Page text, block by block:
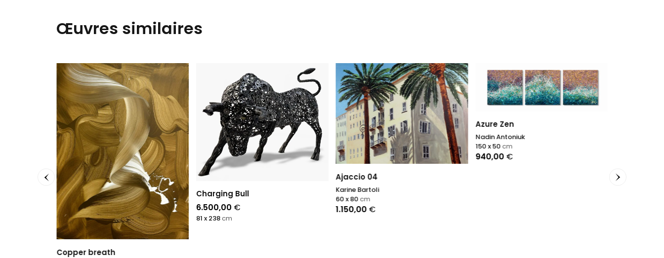
Œuvres similaires
Copper breath
Charging Bull
6.500,00 €
81 x 238cm
Ajaccio 04
Karine Bartoli
1.150,00 €
60 x 80 cm
Azure Zen
Nadin Antoniuk
940,00 €
150 x 50 cm